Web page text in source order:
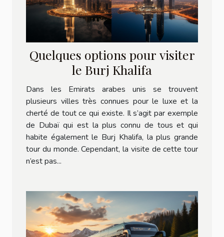
Quelques options pour visiter
le Burj Khalifa
Dans les Emirats arabes unis se trouvent
plusieurs villes très connues pour le luxe et la
cherté de tout ce qui existe. Il s’agit par exemple
de Dubaï qui est la plus connu de tous et qui
habite également le Burj Khalifa, la plus grande
tour du monde. Cependant, la visite de cette tour
n’est pas...